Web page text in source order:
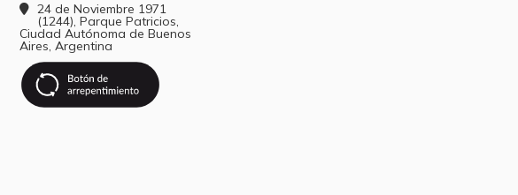
24 de Noviembre 1971
(1244), Parque Patricios,
Ciudad Autónoma de Buenos
Aires, Argentina